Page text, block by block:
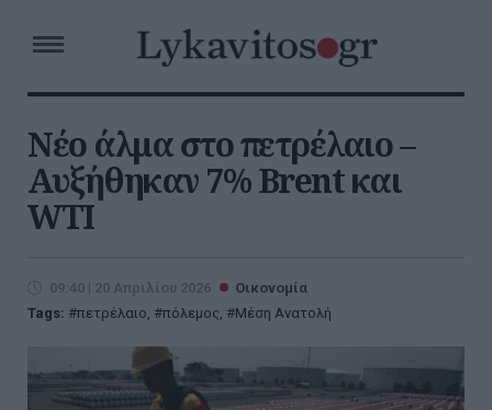
Νέο άλμα στο πετρέλαιο –
Αυξήθηκαν 7% Brent και
WTI
09:40 | 20 Απριλίου 2026
Οικονομία
Tags:
πετρέλαιο, πόλεμος, Μέση Ανατολή